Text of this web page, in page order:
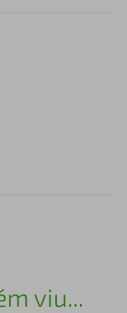
viu...